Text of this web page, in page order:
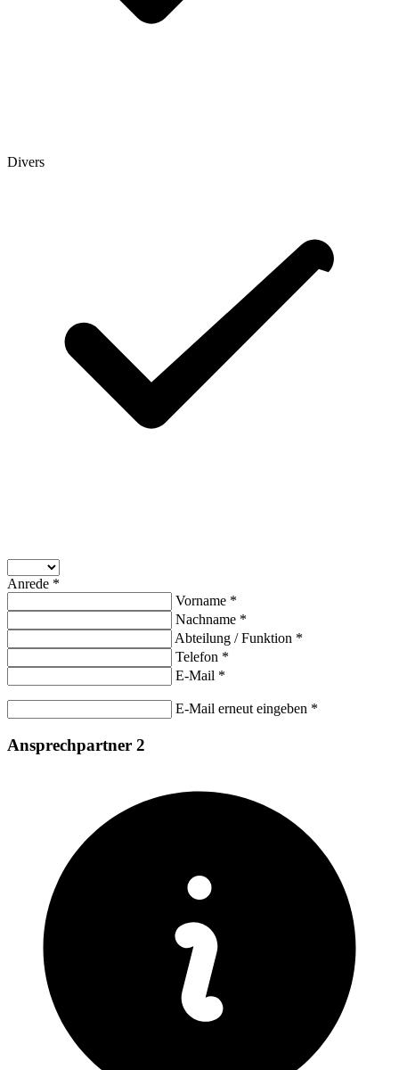
Divers
Anrede *
Vorname *
Nachname *
Abteilung / Funktion *
Telefon *
E-Mail *
E-Mail erneut eingeben *
Ansprechpartner 2